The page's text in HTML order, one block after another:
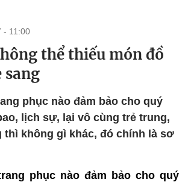
- 11:00
thể thiếu món đồ
sang
phục nào đảm bảo cho quý
lịch sự, lại vô cùng trẻ trung,
thì không gì khác, đó chính là sơ
phục nào đảm bảo cho quý